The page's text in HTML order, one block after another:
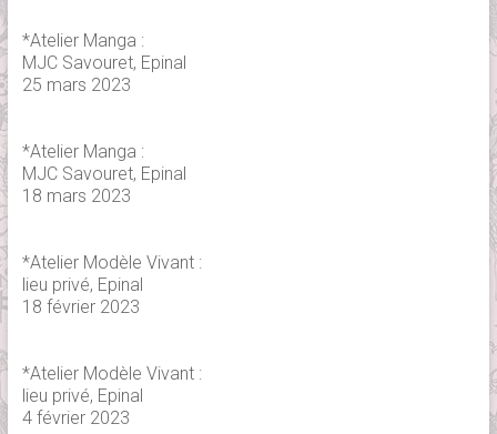
*Atelier Manga :
MJC Savouret, Epinal
25 mars 2023
*Atelier Manga :
MJC Savouret, Epinal
18 mars 2023
*Atelier Modèle Vivant :
lieu privé, Epinal
18 février 2023
*Atelier Modèle Vivant :
lieu privé, Epinal
4 février 2023